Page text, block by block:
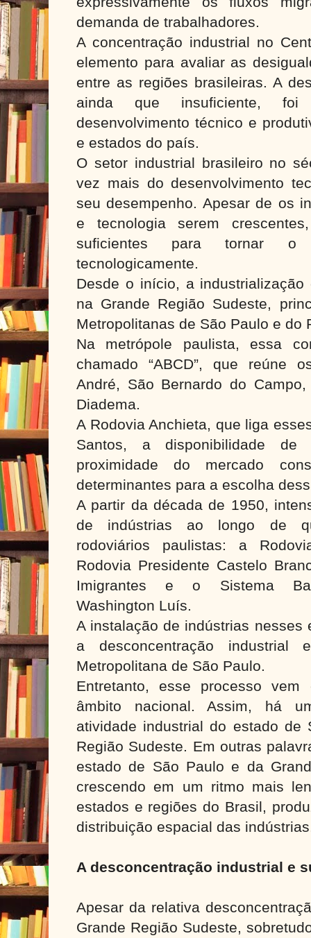
demanda de trabalhadores.
A concentração industrial no
elemento para avaliar as
entre as regiões brasileiras. A
ainda que insuficiente,
desenvolvimento técnico e
e estados do país.
O setor industrial brasileiro no
vez mais do desenvolvimento
seu desempenho. Apesar de os
e tecnologia serem
suficientes para tornar o
tecnologicamente.
Desde o início, a industrialização
na Grande Região Sudeste,
Metropolitanas de São Paulo e do
Na metrópole paulista, essa
chamado “ABCD”, que reúne
André, São Bernardo do
Diadema.
A Rodovia Anchieta, que liga
Santos, a disponibilidade
proximidade do mercado
determinantes para a escolha
A partir da década de 1950,
de indústrias ao longo de
rodoviários paulistas: a
Rodovia Presidente Castelo
Imigrantes e o Sistema
Washington Luís.
A instalação de indústrias nesses
a desconcentração industrial
Metropolitana de São Paulo.
Entretanto, esse processo vem
âmbito nacional. Assim, há
atividade industrial do estado de
Região Sudeste. Em outras
estado de São Paulo e da
crescendo em um ritmo mais
estados e regiões do Brasil,
distribuição espacial das
A desconcentração industrial e
Apesar da relativa
Grande Região Sudeste,